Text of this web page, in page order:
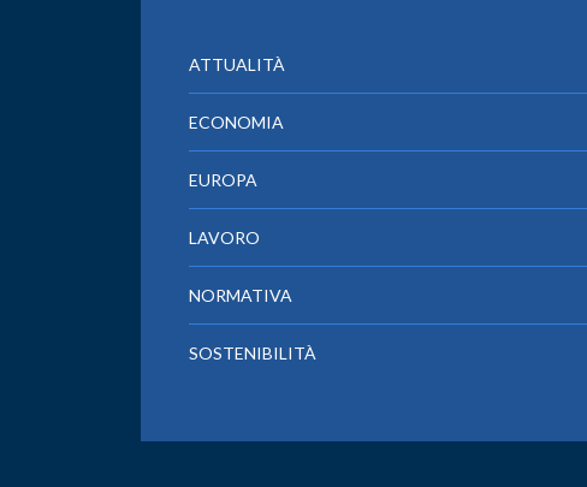
ATTUALITÀ
ECONOMIA
EUROPA
LAVORO
NORMATIVA
SOSTENIBILITÀ